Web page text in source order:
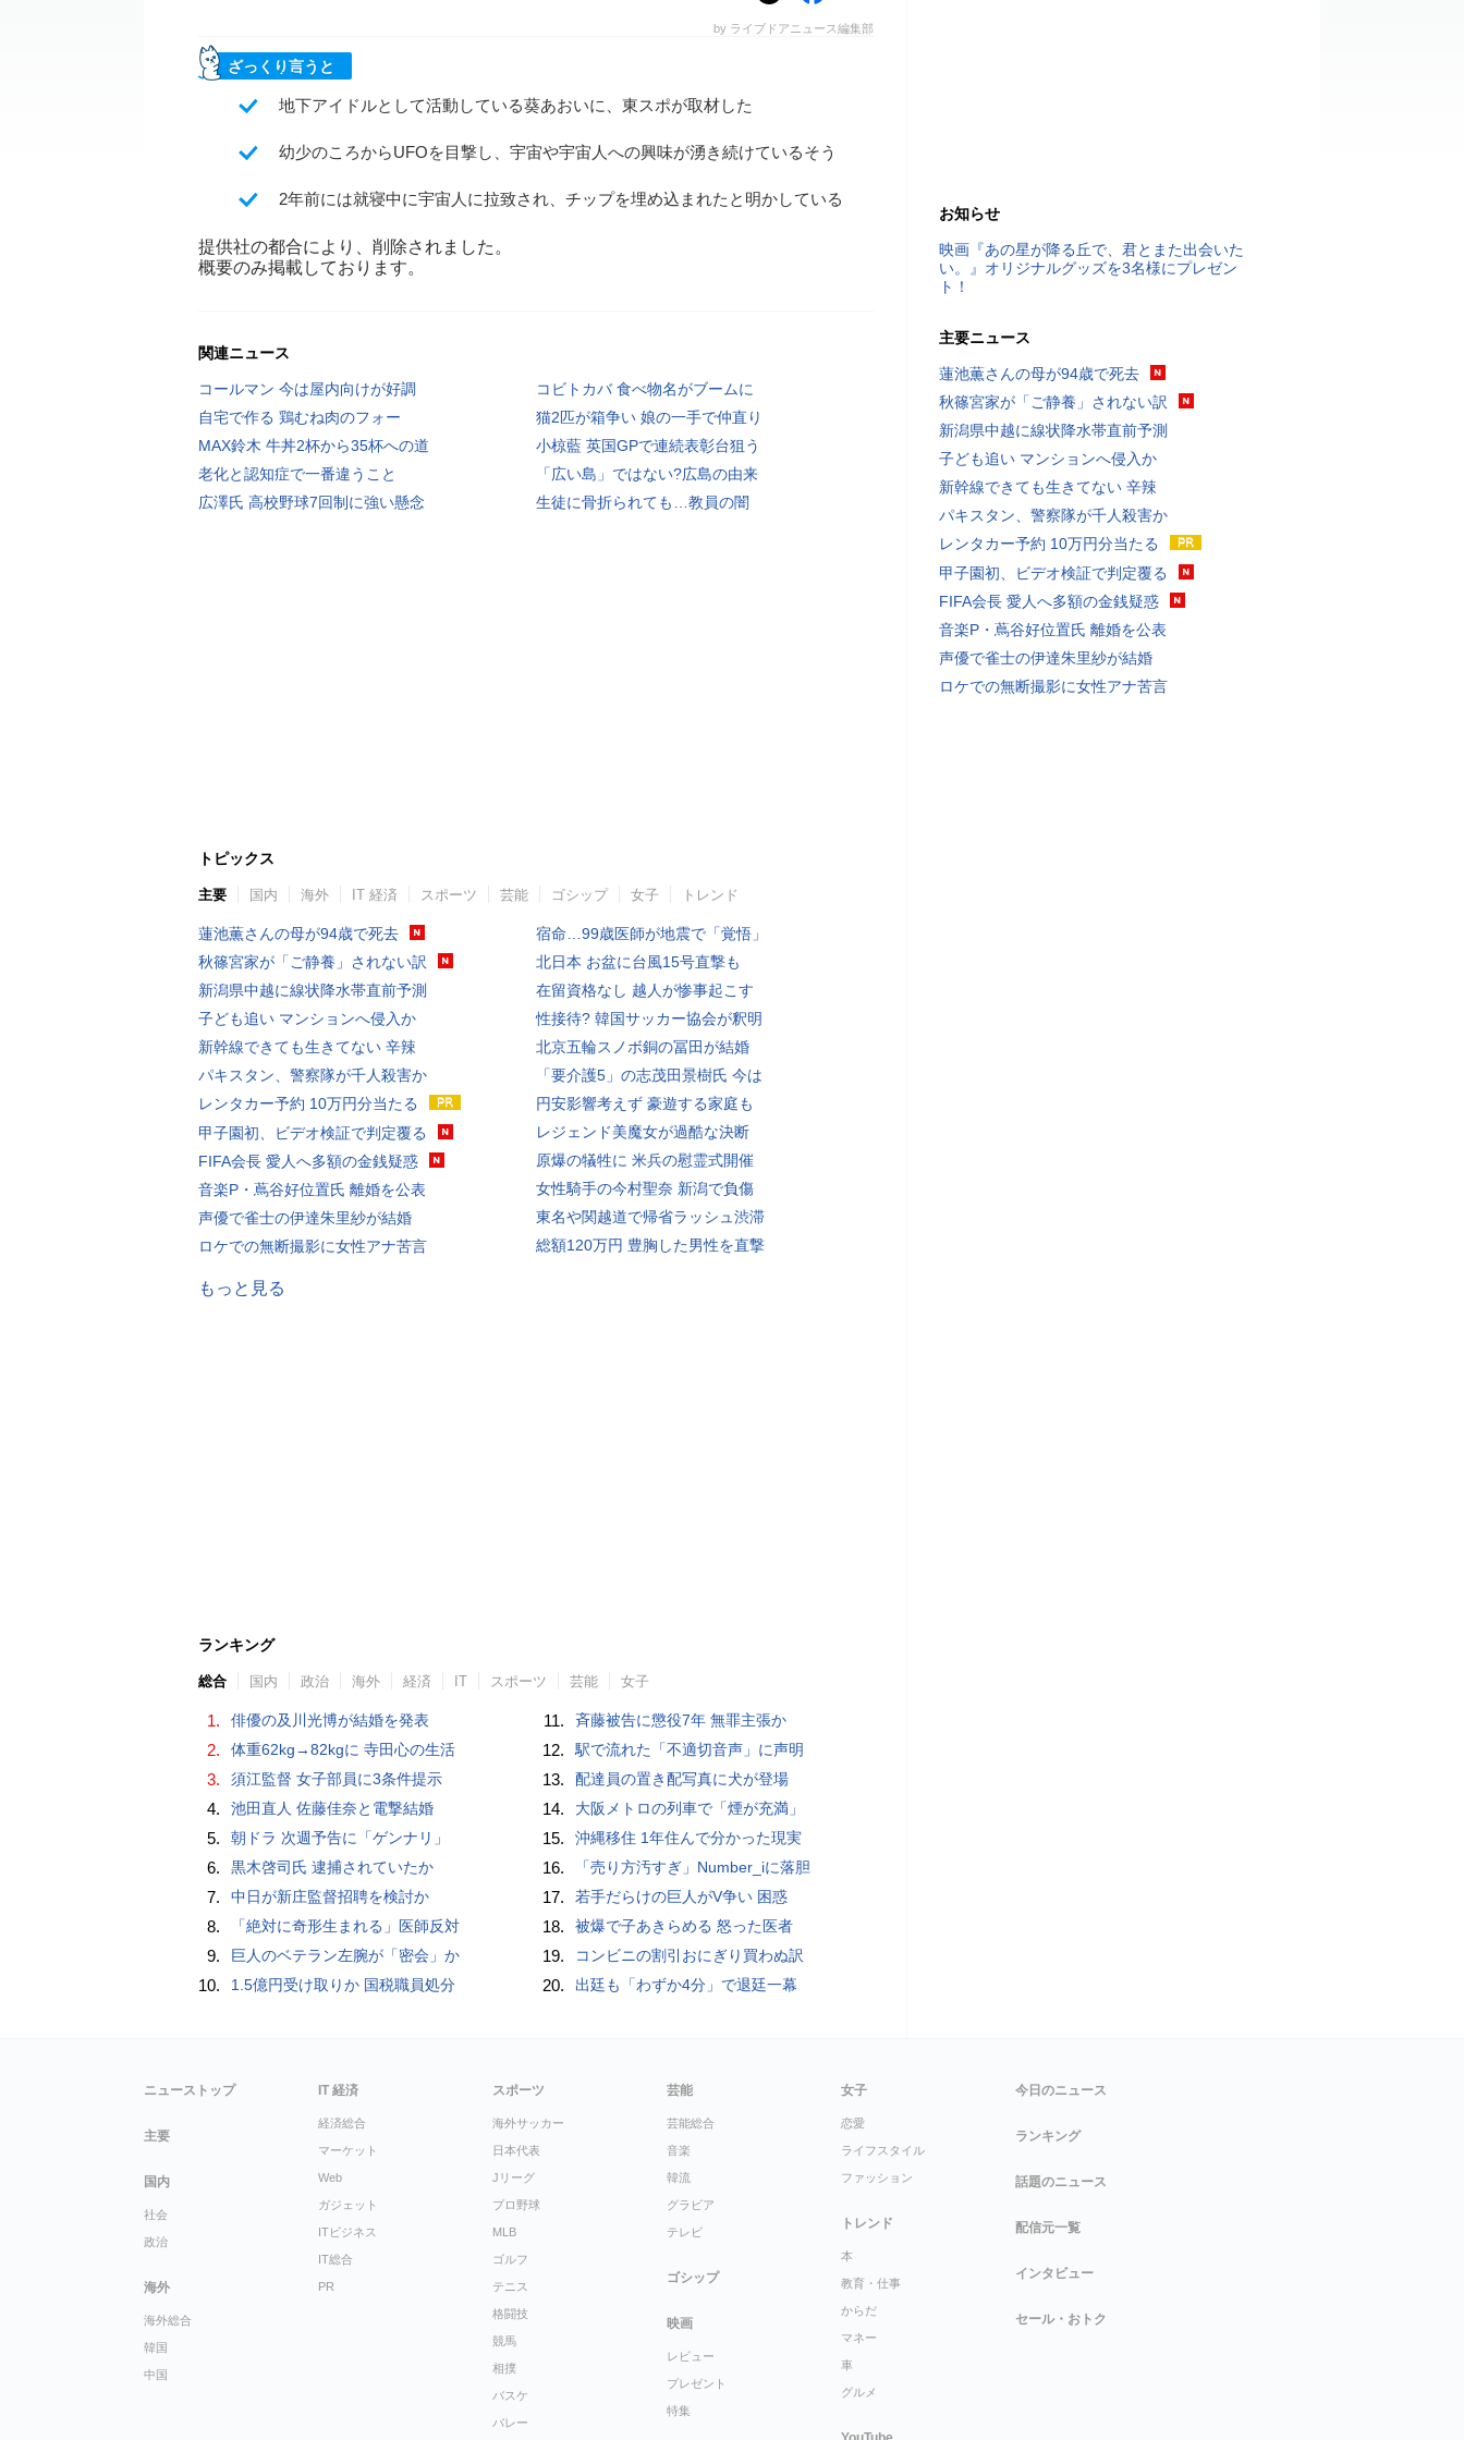
by ライブドアニュース編集部
ざっくり言うと
地下アイドルとして活動している葵あおいに、東スポが取材した
幼少のころからUFOを目撃し、宇宙や宇宙人への興味が湧き続けているそう
2年前には就寝中に宇宙人に拉致され、チップを埋め込まれたと明かしている
提供社の都合により、削除されました。
概要のみ掲載しております。
関連ニュース
コールマン 今は屋内向けが好調
コビトカバ 食べ物名がブームに
自宅で作る 鶏むね肉のフォー
猫2匹が箱争い 娘の一手で仲直り
MAX鈴木 牛丼2杯から35杯への道
小椋藍 英国GPで連続表彰台狙う
老化と認知症で一番違うこと
「広い島」ではない?広島の由来
広澤氏 高校野球7回制に強い懸念
生徒に骨折られても…教員の闇
トピックス
主要 国内 海外 IT 経済 スポーツ 芸能 ゴシップ 女子 トレンド
蓮池薫さんの母が94歳で死去
秋篠宮家が「ご静養」されない訳
新潟県中越に線状降水帯直前予測
子ども追い マンションへ侵入か
新幹線できても生きてない 辛辣
パキスタン、警察隊が千人殺害か
レンタカー予約 10万円分当たる
甲子園初、ビデオ検証で判定覆る
FIFA会長 愛人へ多額の金銭疑惑
音楽P・蔦谷好位置氏 離婚を公表
声優で雀士の伊達朱里紗が結婚
ロケでの無断撮影に女性アナ苦言
宿命…99歳医師が地震で「覚悟」
北日本 お盆に台風15号直撃も
在留資格なし 越人が惨事起こす
性接待? 韓国サッカー協会が釈明
北京五輪スノボ銅の冨田が結婚
「要介護5」の志茂田景樹氏 今は
円安影響考えず 豪遊する家庭も
レジェンド美魔女が過酷な決断
原爆の犠牲に 米兵の慰霊式開催
女性騎手の今村聖奈 新潟で負傷
東名や関越道で帰省ラッシュ渋滞
総額120万円 豊胸した男性を直撃
もっと見る
ランキング
総合 国内 政治 海外 経済 IT スポーツ 芸能 女子
1. 俳優の及川光博が結婚を発表
2. 体重62kg→82kgに 寺田心の生活
3. 須江監督 女子部員に3条件提示
4. 池田直人 佐藤佳奈と電撃結婚
5. 朝ドラ 次週予告に「ゲンナリ」
6. 黒木啓司氏 逮捕されていたか
7. 中日が新庄監督招聘を検討か
8. 「絶対に奇形生まれる」医師反対
9. 巨人のベテラン左腕が「密会」か
10. 1.5億円受け取りか 国税職員処分
11. 斉藤被告に懲役7年 無罪主張か
12. 駅で流れた「不適切音声」に声明
13. 配達員の置き配写真に犬が登場
14. 大阪メトロの列車で「煙が充満」
15. 沖縄移住 1年住んで分かった現実
16. 「売り方汚すぎ」Number_iに落胆
17. 若手だらけの巨人がV争い 困惑
18. 被爆で子あきらめる 怒った医者
19. コンビニの割引おにぎり買わぬ訳
20. 出廷も「わずか4分」で退廷一幕
お知らせ
映画『あの星が降る丘で、君とまた出会いた
い。』オリジナルグッズを3名様にプレゼン
ト！
主要ニュース
蓮池薫さんの母が94歳で死去
秋篠宮家が「ご静養」されない訳
新潟県中越に線状降水帯直前予測
子ども追い マンションへ侵入か
新幹線できても生きてない 辛辣
パキスタン、警察隊が千人殺害か
レンタカー予約 10万円分当たる
甲子園初、ビデオ検証で判定覆る
FIFA会長 愛人へ多額の金銭疑惑
音楽P・蔦谷好位置氏 離婚を公表
声優で雀士の伊達朱里紗が結婚
ロケでの無断撮影に女性アナ苦言
ニューストップ
主要
国内
社会
政治
海外
海外総合
韓国
中国
IT 経済
経済総合
マーケット
Web
ガジェット
ITビジネス
IT総合
PR
スポーツ
海外サッカー
日本代表
Jリーグ
プロ野球
MLB
ゴルフ
テニス
格闘技
競馬
相撲
バスケ
バレー
芸能
芸能総合
音楽
韓流
グラビア
テレビ
ゴシップ
映画
レビュー
プレゼント
特集
女子
恋愛
ライフスタイル
ファッション
トレンド
本
教育・仕事
からだ
マネー
車
グルメ
今日のニュース
ランキング
話題のニュース
配信元一覧
インタビュー
セール・おトク